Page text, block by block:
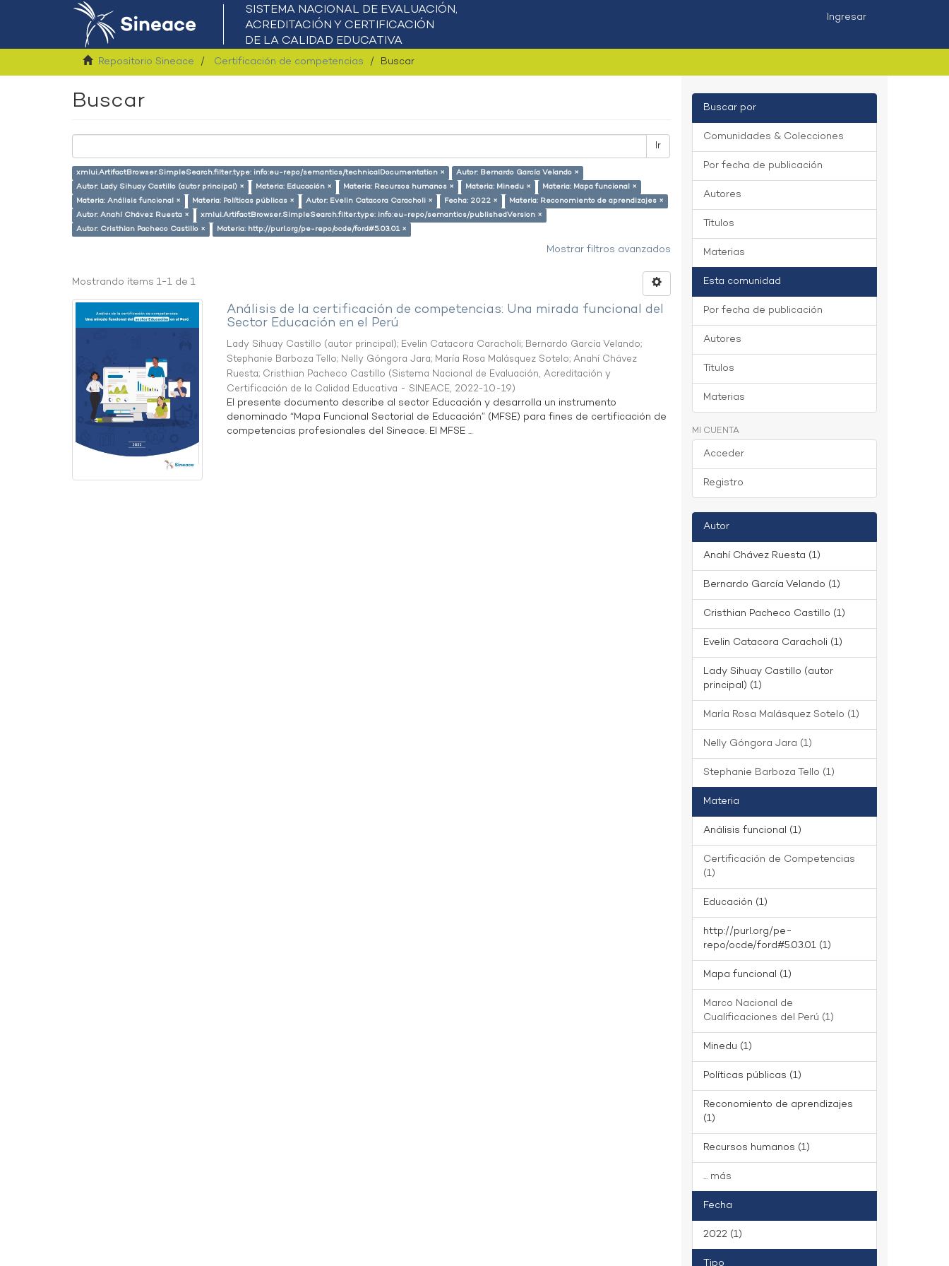
Ingresar
Repositorio Sineace Certificación de competencias Buscar
Buscar
Ir
xmlui.ArtifactBrowser.SimpleSearch.filter.type: info:eu-repo/semantics/technicalDocumentation ×
Autor: Bernardo García Velando ×
Autor: Lady Sihuay Castillo (autor principal) ×
Materia: Educación × Materia: Recursos humanos × Materia: Minedu ×
Materia: Mapa funcional ×
Materia: Análisis funcional ×
Materia: Políticas públicas × Autor: Evelin Catacora Caracholi × Fecha: 2022 ×
Materia: Reconomiento de aprendizajes ×
Autor: Anahí Chávez Ruesta ×
xmlui.ArtifactBrowser.SimpleSearch.filter.type: info:eu-repo/semantics/publishedVersion ×
Autor: Cristhian Pacheco Castillo ×
Materia: http://purl.org/pe-repo/ocde/ford#5.03.01 ×
Mostrar filtros avanzados
Mostrando ítems 1-1 de 1
Análisis de la certificación de competencias: Una mirada funcional del
Sector Educación en el Perú
Lady Sihuay Castillo (autor principal); Evelin Catacora Caracholi; Bernardo García Velando;
Stephanie Barboza Tello; Nelly Góngora Jara; María Rosa Malásquez Sotelo;Anahí Chávez
Ruesta; Cristhian Pacheco Castillo (Sistema Nacional de Evaluación, Acreditación y
Certificación de la Calidad Educativa - SINEACE, 2022-10-19)
El presente documento describe al sector Educación y desarrolla un instrumento
denominado “Mapa Funcional Sectorial de Educación” (MFSE) para fines de certificación de
competencias profesionales del Sineace. El MFSE ...
Buscar por
Comunidades & Colecciones
Por fecha de publicación
Autores
Títulos
Materias
Esta comunidad
Por fecha de publicación
Autores
Títulos
Materias
MI CUENTA
Acceder
Registro
Autor
Anahí Chávez Ruesta (1)
Bernardo García Velando (1)
Cristhian Pacheco Castillo (1)
Evelin Catacora Caracholi (1)
Lady Sihuay Castillo (autor
principal) (1)
María Rosa Malásquez Sotelo (1)
Nelly Góngora Jara (1)
Stephanie Barboza Tello (1)
Materia
Análisis funcional (1)
Certificación de Competencias
(1)
Educación (1)
http://purl.org/pe-
repo/ocde/ford#5.03.01 (1)
Mapa funcional (1)
Marco Nacional de
Cualificaciones del Perú (1)
Minedu (1)
Políticas públicas (1)
Reconomiento de aprendizajes
(1)
Recursos humanos (1)
... más
Fecha
2022 (1)